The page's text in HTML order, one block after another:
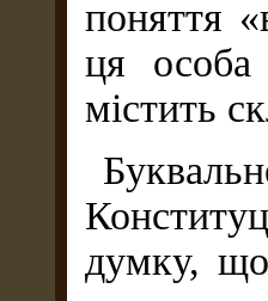
поняття
ця особа
містить
думку, що